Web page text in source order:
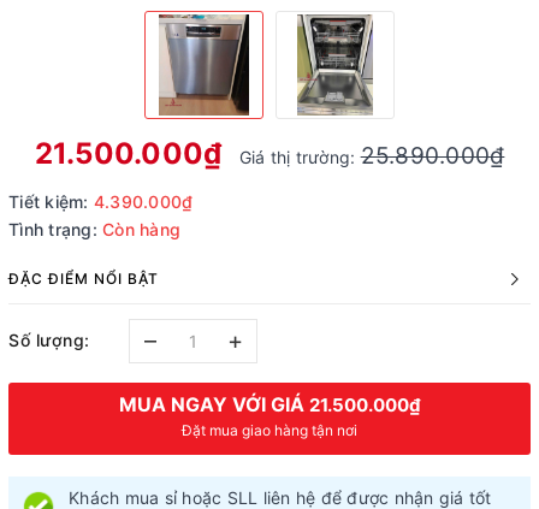
21.500.000₫ Giá thị trường:25.890.000₫
Tiết kiệm: 4.390.000₫
Tình trạng: Còn hàng
ĐẶC ĐIỂM NỔI BẬT
Số lượng: – +
MUA NGAY VỚI GIÁ 21.500.000₫
Đặt mua giao hàng tận nơi
Khách mua sỉ hoặc SLL liên hệ để được nhận giá tốt